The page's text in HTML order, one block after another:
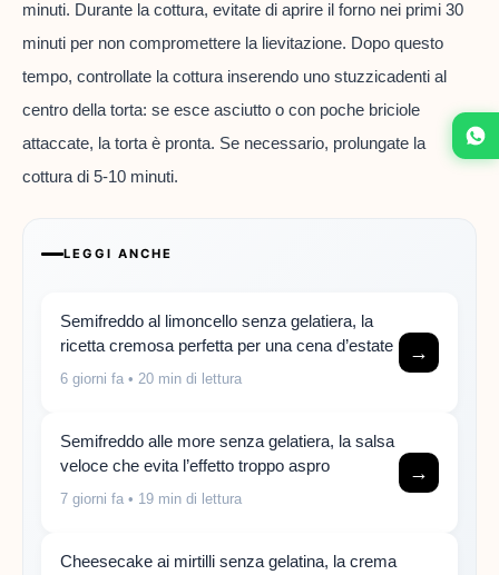
minuti. Durante la cottura, evitate di aprire il forno nei primi 30
minuti per non compromettere la lievitazione. Dopo questo
tempo, controllate la cottura inserendo uno stuzzicadenti al
centro della torta: se esce asciutto o con poche briciole
attaccate, la torta è pronta. Se necessario, prolungate la
cottura di 5-10 minuti.
LEGGI ANCHE
Semifreddo al limoncello senza gelatiera, la
ricetta cremosa perfetta per una cena d’estate
6 giorni fa • 20 min di lettura
→
Semifreddo alle more senza gelatiera, la salsa
veloce che evita l’effetto troppo aspro
7 giorni fa • 19 min di lettura
→
Cheesecake ai mirtilli senza gelatina, la crema